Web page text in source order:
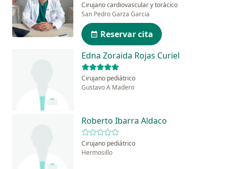
Cirujano cardiovascular y torácico
San Pedro Garza Garcia
Reservar cita
Edna Zoraida Rojas Curiel
Cirujano pediátrico
Gustavo A Madero
Roberto Ibarra Aldaco
Cirujano pediátrico
Hermosillo